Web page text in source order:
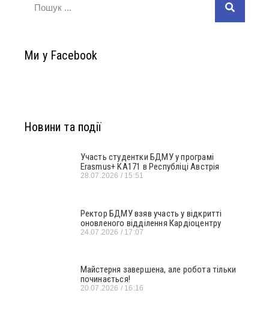
Ми у Facebook
Новини та події
Участь студентки БДМУ у програмі
Erasmus+ KA171 в Республіці Австрія
28.07.2026 15:51
Ректор БДМУ взяв участь у відкритті
оновленого відділення Кардіоцентру
24.07.2026 17:07
Майстерня завершена, але робота тільки
починається!
20.07.2026 16:16